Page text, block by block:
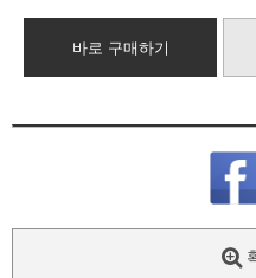
바로 구매하기